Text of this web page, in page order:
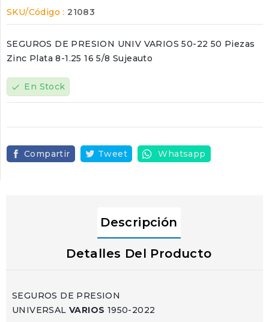
SKU/Código : 21083
SEGUROS DE PRESION UNIV VARIOS 50-22 50 Piezas
Zinc Plata 8-1.25 16 5/8 Sujeauto
check En Stock
Compartir Tweet Whatsapp
Descripción
Detalles Del Producto
SEGUROS DE PRESION
UNIVERSAL VARIOS 1950-2022